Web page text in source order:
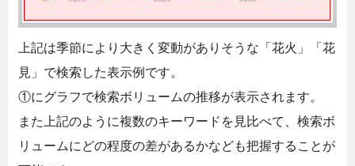
上記は季節により大きく変動がありそうな「花火」「花
見」で検索した表示例です。
①にグラフで検索ボリュームの推移が表示されます。
また上記のように複数のキーワードを見比べて、検索ボ
リュームにどの程度の差があるかなども把握することが